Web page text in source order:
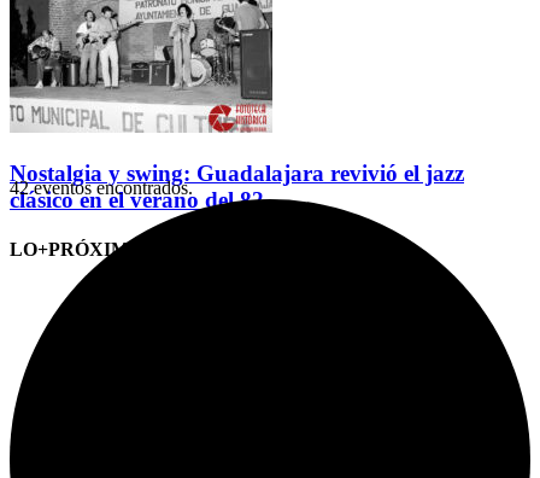
Nostalgia y swing: Guadalajara revivió el jazz
clásico en el verano del 82
LO+PRÓXIMO (CITAS)
42 eventos encontrados.